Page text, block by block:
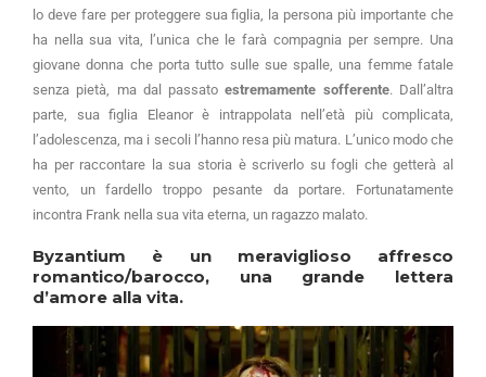
lo deve fare per proteggere sua figlia, la persona più importante che
ha nella sua vita, l’unica che le farà compagnia per sempre. Una
giovane donna che porta tutto sulle sue spalle, una femme fatale
senza pietà, ma dal passatoestremamente sofferente. Dall’altra
parte, sua figlia Eleanor è intrappolata nell’età più complicata,
l’adolescenza, ma i secoli l’hanno resa più matura. L’unico modo che
ha per raccontare la sua storia è scriverlo su fogli che getterà al
vento, un fardello troppo pesante da portare. Fortunatamente
incontra Frank nella sua vita eterna, un ragazzo malato.
Byzantium è un meraviglioso affresco
romantico/barocco, una grande lettera
d’amore alla vita.